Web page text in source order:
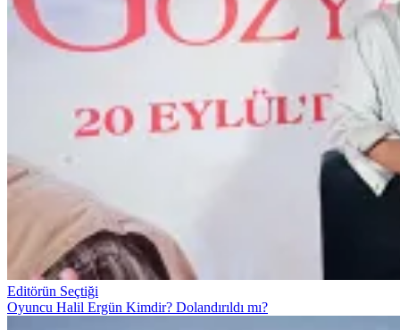
Editörün Seçtiği
Oyuncu Halil Ergün Kimdir? Dolandırıldı mı?